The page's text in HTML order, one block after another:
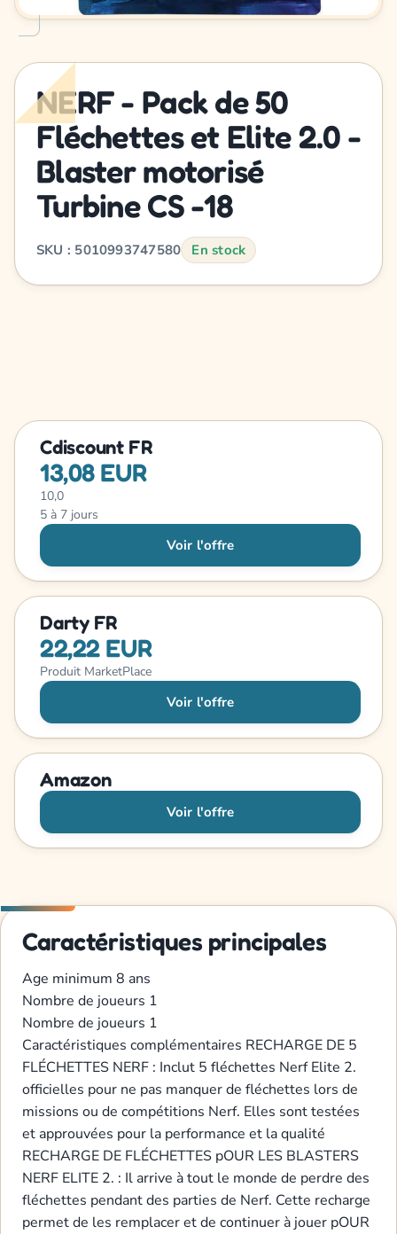
NERF - Pack de 50
Fléchettes et Elite 2.0 -
Blaster motorisé
Turbine CS -18
SKU : 5010993747580 En stock
Cdiscount FR
13,08 EUR
10,0
5 à 7 jours
Voir l'offre
Darty FR
22,22 EUR
Produit MarketPlace
Voir l'offre
Amazon
Voir l'offre
Caractéristiques principales
Age minimum 8 ans
Nombre de joueurs 1
Nombre de joueurs 1
Caractéristiques complémentaires RECHARGE DE 5
FLÉCHETTES NERF : Inclut 5 fléchettes Nerf Elite 2.
officielles pour ne pas manquer de fléchettes lors de
missions ou de compétitions Nerf. Elles sont testées
et approuvées pour la performance et la qualité
RECHARGE DE FLÉCHETTES pOUR LES BLASTERS
NERF ELITE 2. : Il arrive à tout le monde de perdre des
fléchettes pendant des parties de Nerf. Cette recharge
permet de les remplacer et de continuer à jouer pOUR